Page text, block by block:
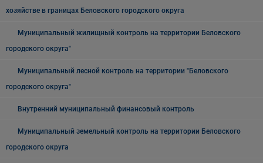
хозяйстве в границах Беловского городского округа
Муниципальный жилищный контроль на территории Беловского
городского округа"
Муниципальный лесной контроль на территории "Беловского
городского округа"
Внутренний муниципальный финансовый контроль
Муниципальный земельный контроль на территории Беловского
городского округа